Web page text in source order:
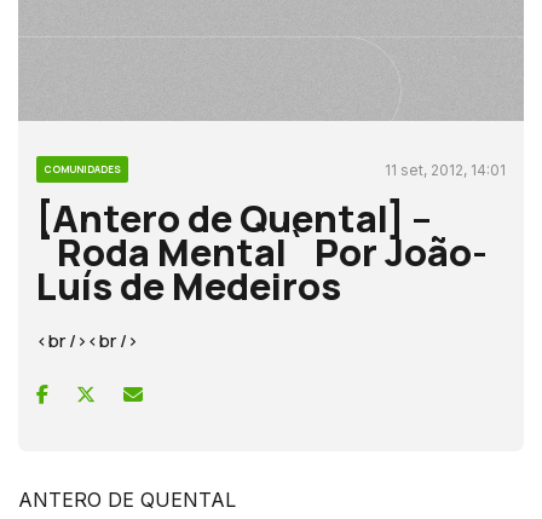
COMUNIDADES 11 set, 2012, 14:01
[Antero de Quental] –
`Roda Mental` Por João-
Luís de Medeiros
<br /><br />
ANTERO DE QUENTAL